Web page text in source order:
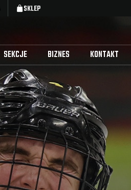
SKLEP
SEKCJE BIZNES KONTAKT